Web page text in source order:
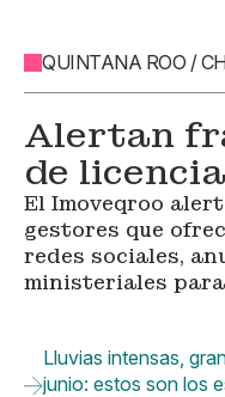
QUINTANA ROO /
Alertan
de
El Imoveqroo
gestores que
redes sociales,
ministeriales
Lluvias intensas,
junio: estos son los